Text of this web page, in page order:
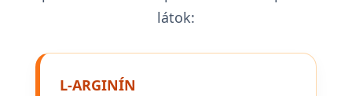
látok:
L-ARGINÍN